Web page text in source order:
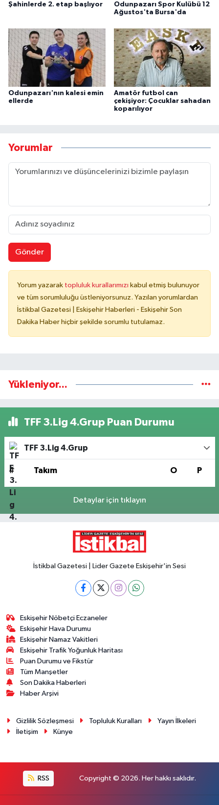
Şahinlerde 2. etap başlıyor
Odunpazarı Spor Kulübü 12
Ağustos'ta Bursa'da
Odunpazarı'nın kalesi emin
ellerde
Amatör futbol can
çekişiyor: Çocuklar sahadan
koparılıyor
Yorumlar
Gönder
Yorum yazarak topluluk kurallarımızı kabul etmiş bulunuyor
ve tüm sorumluluğu üstleniyorsunuz. Yazılan yorumlardan
İstikbal Gazetesi | Eskişehir Haberleri - Eskişehir Son
Dakika Haber hiçbir şekilde sorumlu tutulamaz.
Yükleniyor...
TFF 3.Lig 4.Grup Puan Durumu
TFF 3.Lig 4.Grup
# Takım O P
Detaylar için tıklayın
İstikbal Gazetesi | Lider Gazete Eskişehir'in Sesi
Eskişehir Nöbetçi Eczaneler
Eskişehir Hava Durumu
Eskişehir Namaz Vakitleri
Eskişehir Trafik Yoğunluk Haritası
Puan Durumu ve Fikstür
Tüm Manşetler
Son Dakika Haberleri
Haber Arşivi
Gizlilik Sözleşmesi Topluluk Kuralları
Yayın İlkeleri
İletişim
Künye
RSS Copyright © 2026. Her hakkı saklıdır.